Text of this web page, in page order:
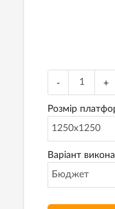
- +
Розмір
Варіант